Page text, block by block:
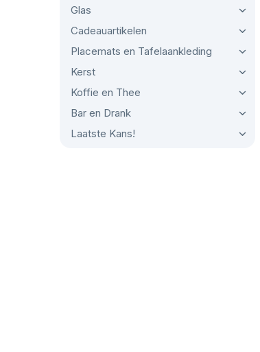
Glas
Cadeauartikelen
Placemats en Tafelaankleding
Kerst
Koffie en Thee
Bar en Drank
Laatste Kans!